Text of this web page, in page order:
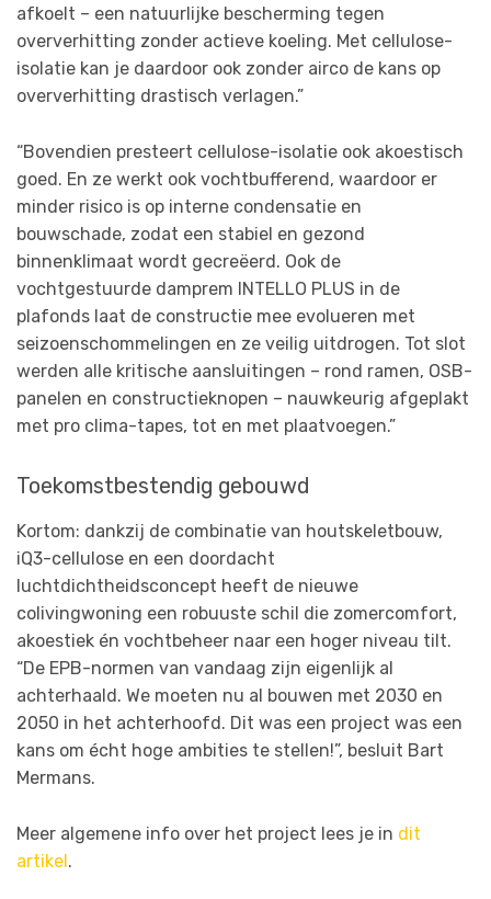
afkoelt – een natuurlijke bescherming tegen
oververhitting zonder actieve koeling. Met cellulose-
isolatie kan je daardoor ook zonder airco de kans op
oververhitting drastisch verlagen.”
“Bovendien presteert cellulose-isolatie ook akoestisch
goed. En ze werkt ook vochtbufferend, waardoor er
minder risico is op interne condensatie en
bouwschade, zodat een stabiel en gezond
binnenklimaat wordt gecreëerd. Ook de
vochtgestuurde damprem INTELLO PLUS in de
plafonds laat de constructie mee evolueren met
seizoenschommelingen en ze veilig uitdrogen. Tot slot
werden alle kritische aansluitingen – rond ramen, OSB-
panelen en constructieknopen – nauwkeurig afgeplakt
met pro clima-tapes, tot en met plaatvoegen.”
Toekomstbestendig gebouwd
Kortom: dankzij de combinatie van houtskeletbouw,
iQ3-cellulose en een doordacht
luchtdichtheidsconcept heeft de nieuwe
colivingwoning een robuuste schil die zomercomfort,
akoestiek én vochtbeheer naar een hoger niveau tilt.
“De EPB-normen van vandaag zijn eigenlijk al
achterhaald. We moeten nu al bouwen met 2030 en
2050 in het achterhoofd. Dit was een project was een
kans om écht hoge ambities te stellen!”, besluit Bart
Mermans.
Meer algemene info over het project lees je in dit
artikel.